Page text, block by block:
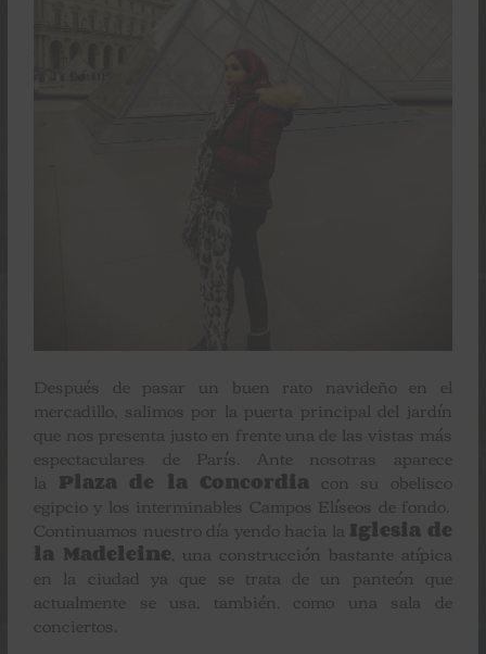
Después de pasar un buen rato navideño en el
mercadillo, salimos por la puerta principal del jardín
que nos presenta justo en frente una de las vistas más
espectaculares de París. Ante nosotras aparece
la Plaza de la Concordia con su obelisco
egipcio y los interminables Campos Elíseos de fondo.
Continuamos nuestro día yendo hacia la Iglesia de
la Madeleine , una construcción bastante atípica
en la ciudad ya que se trata de un panteón que
actualmente se usa, también, como una sala de
conciertos.